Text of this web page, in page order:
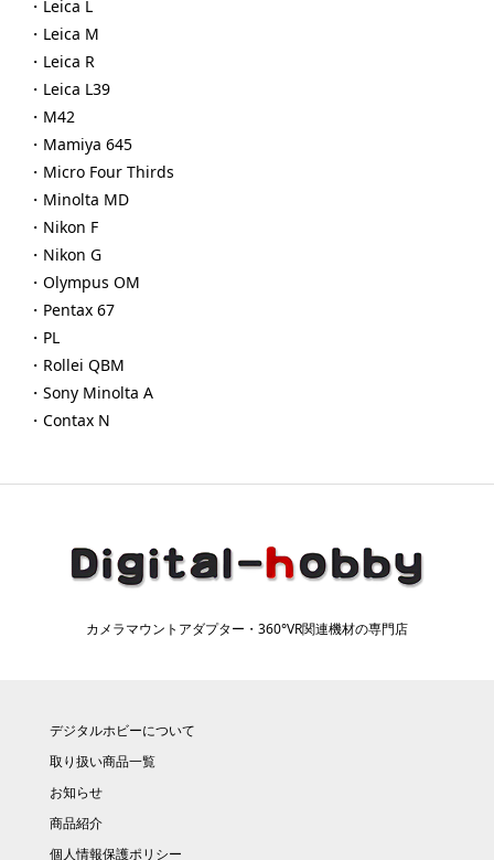
・Leica L
・Leica M
・Leica R
・Leica L39
・M42
・Mamiya 645
・Micro Four Thirds
・Minolta MD
・Nikon F
・Nikon G
・Olympus OM
・Pentax 67
・PL
・Rollei QBM
・Sony Minolta A
・Contax N
カメラマウントアダプター・360°VR関連機材の専門店
デジタルホビーについて
取り扱い商品一覧
お知らせ
商品紹介
個人情報保護ポリシー